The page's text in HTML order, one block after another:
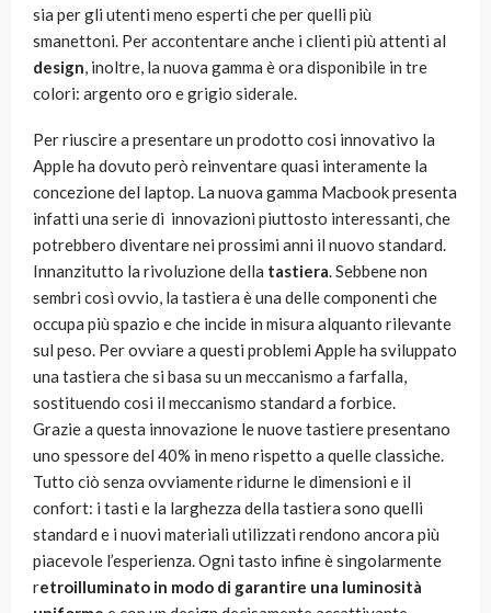
sia per gli utenti meno esperti che per quelli più
smanettoni. Per accontentare anche i clienti più attenti al
design, inoltre, la nuova gamma è ora disponibile in tre
colori: argento oro e grigio siderale.
Per riuscire a presentare un prodotto cosi innovativo la
Apple ha dovuto però reinventare quasi interamente la
concezione del laptop. La nuova gamma Macbook presenta
infatti una serie di innovazioni piuttosto interessanti, che
potrebbero diventare nei prossimi anni il nuovo standard.
Innanzitutto la rivoluzione della tastiera. Sebbene non
sembri così ovvio, la tastiera è una delle componenti che
occupa più spazio e che incide in misura alquanto rilevante
sul peso. Per ovviare a questi problemi Apple ha sviluppato
una tastiera che si basa su un meccanismo a farfalla,
sostituendo cosi il meccanismo standard a forbice.
Grazie a questa innovazione le nuove tastiere presentano
uno spessore del 40% in meno rispetto a quelle classiche.
Tutto ciò senza ovviamente ridurne le dimensioni e il
confort: i tasti e la larghezza della tastiera sono quelli
standard e i nuovi materiali utilizzati rendono ancora più
piacevole l’esperienza. Ogni tasto infine è singolarmente
retroilluminato in modo di garantire una luminosità